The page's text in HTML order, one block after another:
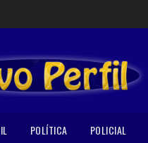
POLÍTICA POLICIAL